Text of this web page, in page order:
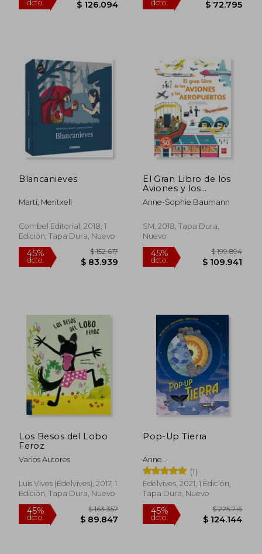
45%
dcto.
45%
dcto. $
45%
dcto.
Blancanieves
Martí, Meritxell
Combel Editorial, 2018, 1
Edición, Tapa Dura, Nuevo
El Gran Libro de los
Aviones y los
Aeropuertos
Anne-Sophie Baumann
SM, 2018, Tapa Dura,
Nuevo
Los Besos del Lobo
Feroz
Varios Autores
Luis Vives (Edelvives), 2017, 1
Edición, Tapa Dura, Nuevo
Pop-Up Tierra
Anne
Jank&Eacute;Liowitch
(1)
Edelvives, 2021, 1 Edición,
Tapa Dura, Nuevo